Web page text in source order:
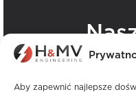
Aby zapewnić najlepsze